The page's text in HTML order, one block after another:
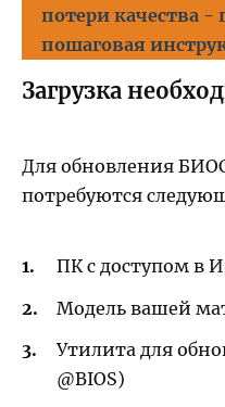
потери качества -
пошаговая
Загрузка
Для обновления
потребуются
ПК с доступом в
Модель вашей
Утилита для
@BIOS)